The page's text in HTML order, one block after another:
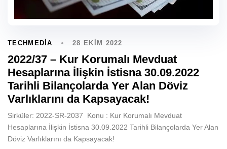
TECHMEDIA 28 EKIM 2022
2022/37 – Kur Korumalı Mevduat
Hesaplarına İlişkin İstisna 30.09.2022
Tarihli Bilançolarda Yer Alan Döviz
Varlıklarını da Kapsayacak!
Sirküler: 2022-SR-2037 Konu : Kur Korumalı Mevduat
Hesaplarına İlişkin İstisna 30.09.2022 Tarihli Bilançolarda Yer Alan
Döviz Varlıklarını da Kapsayacak!